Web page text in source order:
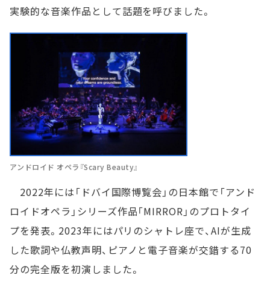
実験的な音楽作品として話題を呼びました。
アンドロイド オペラ『Scary Beauty』
2022年には「ドバイ国際博覧会」の日本館で「アンド
ロイドオペラ」シリーズ作品「MIRROR」のプロトタイ
プを発表。2023年にはパリのシャトレ座で、AIが生成
した歌詞や仏教声明、ピアノと電子音楽が交錯する70
分の完全版を初演しました。